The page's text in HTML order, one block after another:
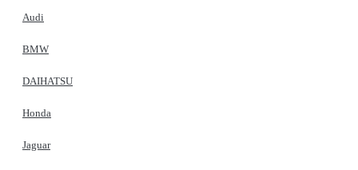
Audi
BMW
DAIHATSU
Honda
Jaguar